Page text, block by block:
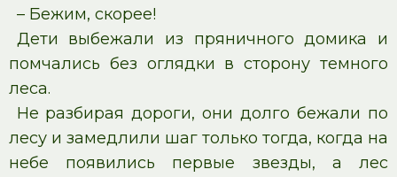
– Бежим, скорее!
Дети выбежали из пряничного домика и
помчались без оглядки в сторону темного
леса.
Не разбирая дороги, они долго бежали по
лесу и замедлили шаг только тогда, когда на
небе появились первые звезды, а лес